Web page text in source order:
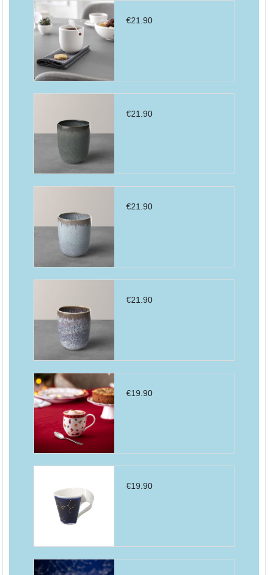
€21.90
€21.90
€21.90
€21.90
€19.90
€19.90